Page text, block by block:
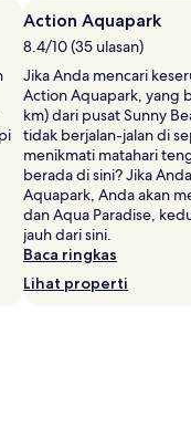
Action Aquapark
8.4/10 (35 ulasan)
Jika Anda mencari
Action Aquapark, yang
km) dari pusat Sunny
tidak berjalan-jalan di
menikmati matahari
berada di sini? Jika
Aquapark, Anda akan
dan Aqua Paradise,
jauh dari sini.
Baca ringkas
Lihat properti